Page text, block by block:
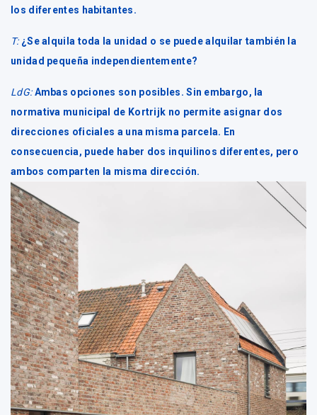
los diferentes habitantes.
T:¿Se alquila toda la unidad o se puede alquilar también la
unidad pequeña independientemente?
LdG:Ambas opciones son posibles. Sin embargo, la
normativa municipal de Kortrijk no permite asignar dos
direcciones oficiales a una misma parcela. En
consecuencia, puede haber dos inquilinos diferentes, pero
ambos comparten la misma dirección.